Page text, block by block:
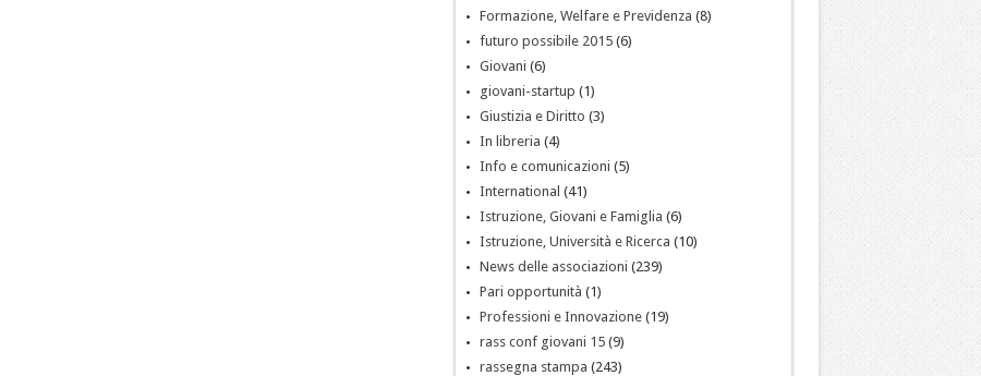
Formazione, Welfare e Previdenza (8)
futuro possibile 2015(6)
Giovani (6)
giovani-startup (1)
Giustizia e Diritto (3)
In libreria (4)
Info e comunicazioni (5)
International (41)
Istruzione, Giovani e Famiglia (6)
Istruzione, Università e Ricerca (10)
News delle associazioni (239)
Pari opportunità (1)
Professioni e Innovazione(19)
rass conf giovani 15(9)
rassegna stampa (243)